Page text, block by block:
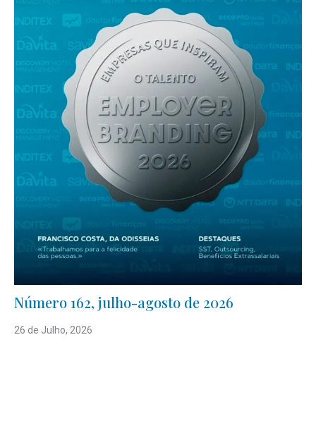
Número 162, julho-agosto de 2026
26 de Julho, 2026